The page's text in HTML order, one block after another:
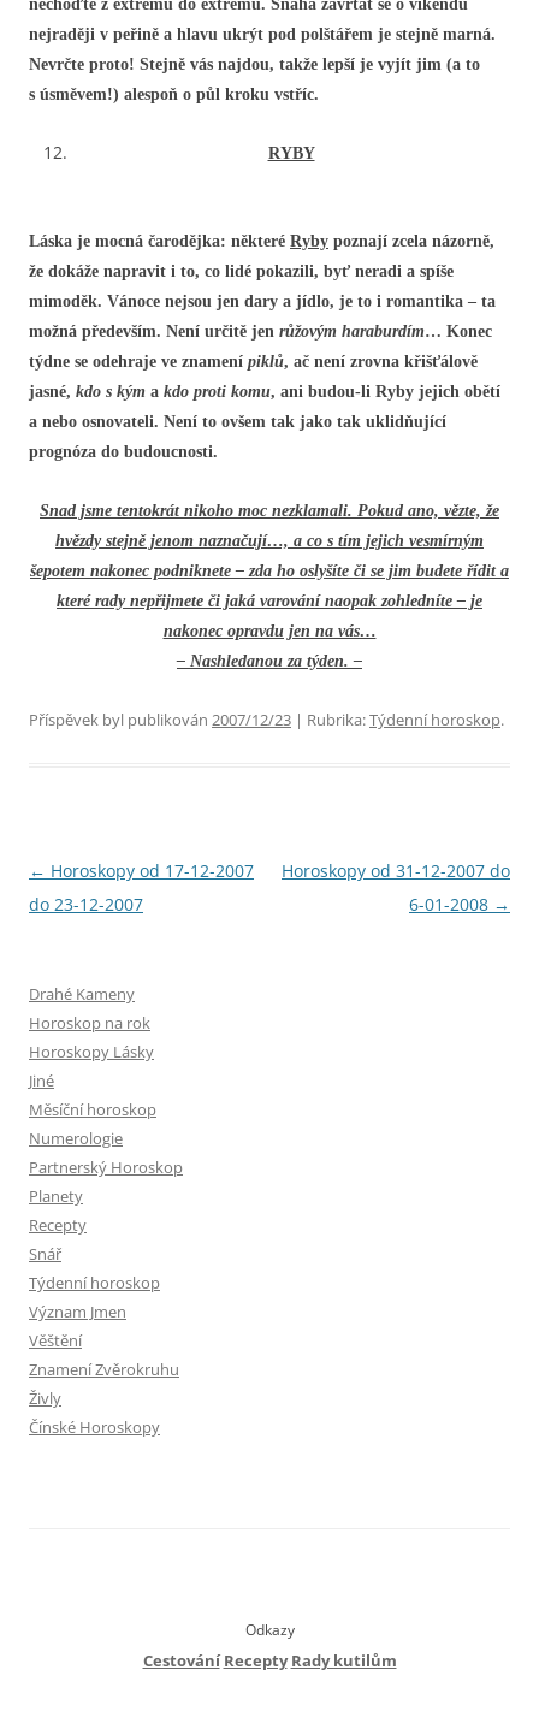
nechoďte z extrému do extrému. Snaha zavrtat se o víkendu
nejraději v peřině a hlavu ukrýt pod polštářem je stejně marná.
Nevrčte proto! Stejně vás najdou, takže lepší je vyjít jim (a to
s úsměvem!) alespoň o půl kroku vstříc.
RYBY
Láska je mocná čarodějka: některé Ryby poznají zcela názorně,
že dokáže napravit i to, co lidé pokazili, byť neradi a spíše
mimoděk. Vánoce nejsou jen dary a jídlo, je to i romantika – ta
možná především. Není určitě jen růžovým haraburdím… Konec
týdne se odehraje ve znamení piklů, ač není zrovna křišťálově
jasné, kdo s kým a kdo proti komu, ani budou-li Ryby jejich obětí
a nebo osnovateli. Není to ovšem tak jako tak uklidňující
prognóza do budoucnosti.
Snad jsme tentokrát nikoho moc nezklamali. Pokud ano, vězte, že
hvězdy stejně jenom naznačují…, a co s tím jejich vesmírným
šepotem nakonec podniknete – zda ho oslyšíte či se jim budete řídit a
které rady nepřijmete či jaká varování naopak zohledníte – je
nakonec opravdu jen na vás…
– Nashledanou za týden. –
Příspěvek byl publikován 2007/12/23 | Rubrika:Týdenní horoskop.
Navigace
pro
← Horoskopy od 17-12-2007
do 23-12-2007
Horoskopy od 31-12-2007 do
6-01-2008 →
Drahé Kameny
Horoskop na rok
Horoskopy Lásky
Jiné
Měsíční horoskop
Numerologie
Partnerský Horoskop
Planety
Recepty
Snář
Týdenní horoskop
Význam Jmen
Věštění
Znamení Zvěrokruhu
Živly
Čínské Horoskopy
Odkazy
Cestování Recepty Rady kutilům